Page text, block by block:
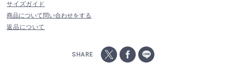
サイズガイド
商品について問い合わせをする
返品について
SHARE